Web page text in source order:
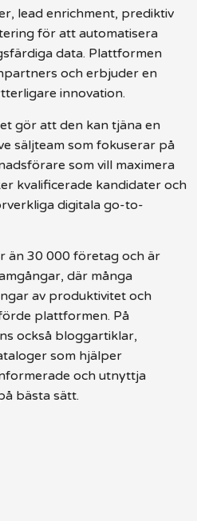
lead enrichment, prediktiv
för att automatisera
data. Plattformen
och erbjuder en
innovation.
gör att den kan tjäna en
säljteam som fokuserar på
som vill maximera
kvalificerade kandidater och
digitala go-to-
än 30 000 företag och är
där många
av produktivitet och
plattformen. På
också bloggartiklar,
som hjälper
och utnyttja
bästa sätt.